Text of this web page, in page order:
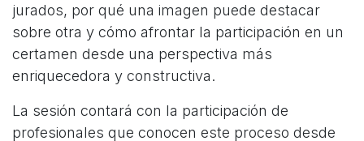
jurados, por qué una imagen puede destacar
sobre otra y cómo afrontar la participación en un
certamen desde una perspectiva más
enriquecedora y constructiva.
La sesión contará con la participación de
profesionales que conocen este proceso desde